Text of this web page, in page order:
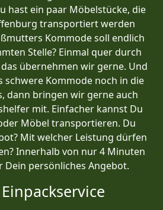
hast ein paar Möbelstücke, die
transportiert werden
Kommode soll endlich
Stelle? Einmal quer durch
übernehmen wir gerne. Und
Kommode noch in die
dann bringen wir gerne auch
mit. Einfacher kannst Du
Möbel transportieren. Du
Mit welcher Leistung dürfen
Innerhalb von nur 4 Minuten
Dein persönliches Angebot.